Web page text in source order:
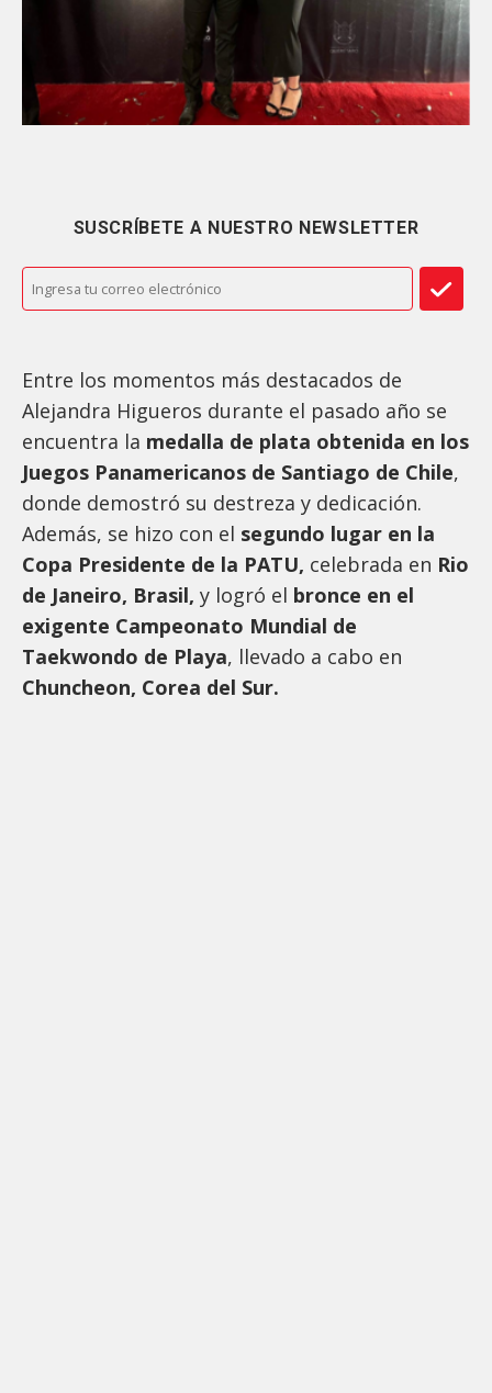
SUSCRÍBETE A NUESTRO NEWSLETTER
Entre los momentos más destacados de
Alejandra Higueros durante el pasado año se
encuentra la medalla de plata obtenida en los
Juegos Panamericanos de Santiago de Chile,
donde demostró su destreza y dedicación.
Además, se hizo con el segundo lugar en la
Copa Presidente de la PATU, celebrada en Rio
de Janeiro, Brasil, y logró el bronce en el
exigente Campeonato Mundial de
Taekwondo de Playa, llevado a cabo en
Chuncheon, Corea del Sur.